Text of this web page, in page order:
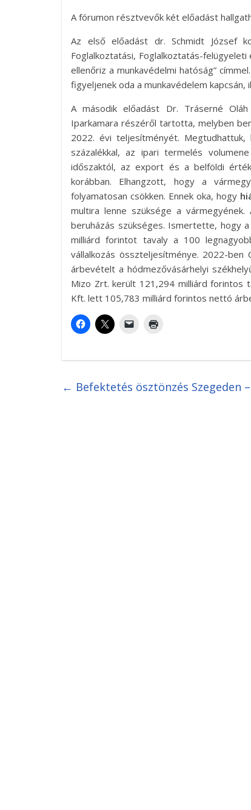
A fórumon résztvevők két előadást
Az első előadást dr. Schmidt József
Foglalkoztatási, Foglalkoztatás-
ellenőriz a munkavédelmi hatóság”
figyeljenek oda a munkavédelem
A második előadást Dr. Tráserné
Iparkamara részéről tartotta, melyben
2022. évi teljesítményét. Megtudhattuk,
százalékkal, az ipari termelés
időszaktól, az export és a belföldi
korábban. Elhangzott, hogy a
folyamatosan csökken. Ennek oka, hogy
multira lenne szüksége a vármegyének.
beruházás szükséges. Ismertette, hogy
milliárd forintot tavaly a 100
vállalkozás összteljesítménye. 2022-ben
árbevételt a hódmezővásárhelyi
Mizo Zrt. került 121,294 milliárd forintos
Kft. lett 105,783 milliárd forintos nettó
← Befektetés ösztönzés